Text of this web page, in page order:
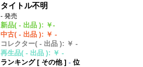
タイトル不明
- 発売
新品( - 出品 ): ￥-
中古( - 出品 ): ￥ -
コレクター( - 出品 ): ￥ -
再生品( - 出品 ): ￥ -
ランキング [ その他]- 位